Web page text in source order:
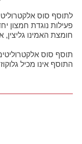
לתוסף סוס
פעילות נוגדת חמצון
חומצת האמינו
תוסף סוס
התוסף אינו מכיל